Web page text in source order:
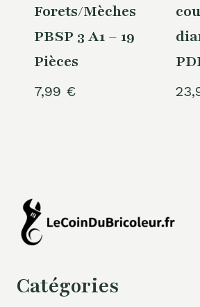
Forets/Mèches
PBSP 3 A1 – 19
Pièces
7,99 €
Catégories